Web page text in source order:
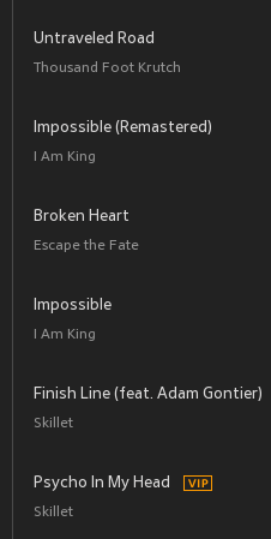
Untraveled Road
Thousand Foot Krutch
Impossible (Remastered)
I Am King
Broken Heart
Escape the Fate
Impossible
I Am King
Finish Line (feat. Adam Gontier)
Skillet
Psycho In My Head
Skillet